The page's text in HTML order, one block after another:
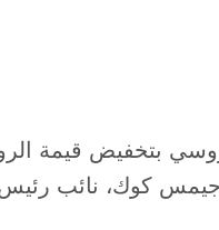
الروسي بتخفيض قيمة
جيمس كوك، نائب